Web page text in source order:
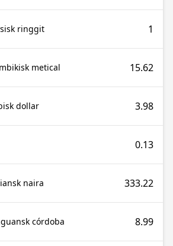
ringgit 1
metical 15.62
dollar 3.98
0.13
naira 333.22
córdoba 8.99